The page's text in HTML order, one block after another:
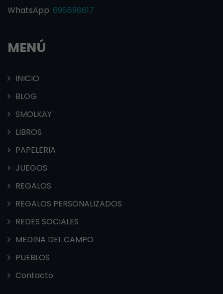
WhatsApp: 696898617
MENÚ
INICIO
BLOG
SMOLKAY
LIBROS
PAPELERIA
JUEGOS
REGALOS
REGALOS PERSONALIZADOS
REDES SOCIALES
MEDINA DEL CAMPO
PUEBLOS
Contacto